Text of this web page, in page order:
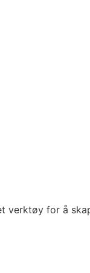
verktøy for å